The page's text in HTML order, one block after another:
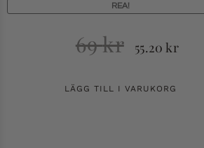
REA!
69kr 55.20kr
LÄGG TILL I VARUKORG